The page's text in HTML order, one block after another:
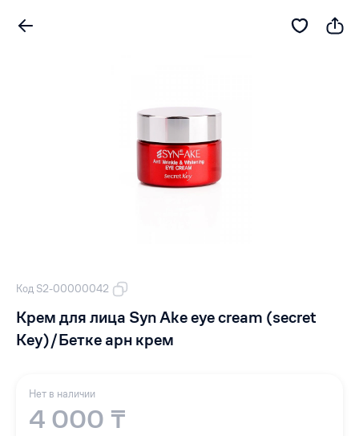
Код S2-00000042
Крем для лица Syn Ake eye cream (secret
Key)/Бетке арн крем
Нет в наличии
4 000 ₸